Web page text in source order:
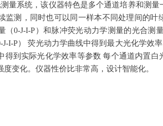
量系统，该仪器特色是多个通道培养和测
监测，同时也可以同一样本不同处理间的叶
（0-J-I-P）和脉冲荧光动力学测量的光合测
I-P） 荧光动力学曲线中得到最大光化学效
得到实际光化学效率等参数 每个通道内置白
变化。仪器性价比非常高，设计智能化。